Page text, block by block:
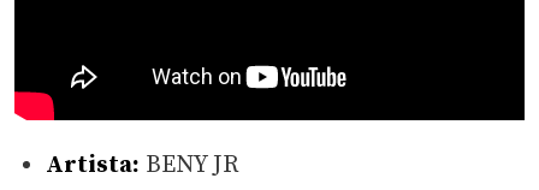
Artista: BENY JR